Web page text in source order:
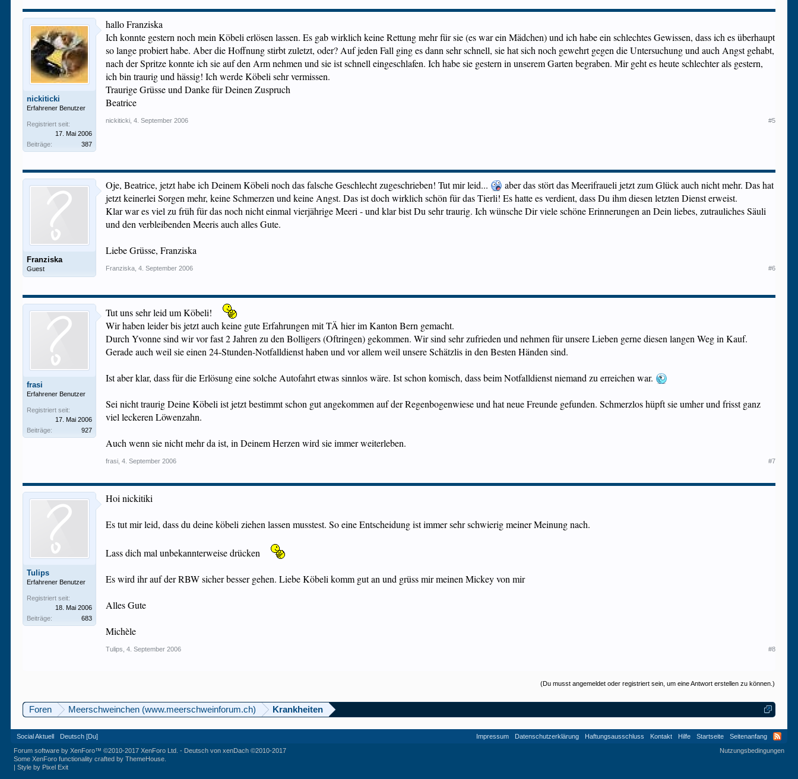
nickiticki
Erfahrener Benutzer
Registriert seit:
17. Mai 2006
Beiträge:
387
hallo Franziska
Ich konnte gestern noch mein Köbeli erlösen lassen. Es gab wirklich keine Rettung mehr für sie (es war ein Mädchen) und ich habe ein schlechtes Gewissen, dass ich es überhaupt
so lange probiert habe. Aber die Hoffnung stirbt zuletzt, oder? Auf jeden Fall ging es dann sehr schnell, sie hat sich noch gewehrt gegen die Untersuchung und auch Angst gehabt,
nach der Spritze konnte ich sie auf den Arm nehmen und sie ist schnell eingeschlafen. Ich habe sie gestern in unserem Garten begraben. Mir geht es heute schlechter als gestern,
ich bin traurig und hässig! Ich werde Köbeli sehr vermissen.
Traurige Grüsse und Danke für Deinen Zuspruch
Beatrice
nickiticki 4. September 2006 #5
Franziska
Guest
Oje, Beatrice, jetzt habe ich Deinem Köbeli noch das falsche Geschlecht zugeschrieben! Tut mir leid...
aber das stört das Meerifraueli jetzt zum Glück auch nicht mehr. Das hat
jetzt keinerlei Sorgen mehr, keine Schmerzen und keine Angst. Das ist doch wirklich schön für das Tierli! Es hatte es verdient, dass Du ihm diesen letzten Dienst erweist.
Klar war es viel zu früh für das noch nicht einmal vierjährige Meeri - und klar bist Du sehr traurig. Ich wünsche Dir viele schöne Erinnerungen an Dein liebes, zutrauliches Säuli
und den verbleibenden Meeris auch alles Gute.
Liebe Grüsse, Franziska
Franziska 4. September 2006 #6
frasi
Erfahrener Benutzer
Registriert seit:
17. Mai 2006
Beiträge:
927
Tut uns sehr leid um Köbeli!
Wir haben leider bis jetzt auch keine gute Erfahrungen mit TÄ hier im Kanton Bern gemacht.
Durch Yvonne sind wir vor fast 2 Jahren zu den Bolligers (Oftringen) gekommen. Wir sind sehr zufrieden und nehmen für unsere Lieben gerne diesen langen Weg in Kauf.
Gerade auch weil sie einen 24-Stunden-Notfalldienst haben und vor allem weil unsere Schätzlis in den Besten Händen sind.
Ist aber klar, dass für die Erlösung eine solche Autofahrt etwas sinnlos wäre. Ist schon komisch, dass beim Notfalldienst niemand zu erreichen war.
Sei nicht traurig Deine Köbeli ist jetzt bestimmt schon gut angekommen auf der Regenbogenwiese und hat neue Freunde gefunden. Schmerzlos hüpft sie umher und frisst ganz
viel leckeren Löwenzahn.
Auch wenn sie nicht mehr da ist, in Deinem Herzen wird sie immer weiterleben.
frasi 4. September 2006 #7
Tulips
Erfahrener Benutzer
Registriert seit:
18. Mai 2006
Beiträge:
683
Hoi nickitiki
Es tut mir leid, dass du deine köbeli ziehen lassen musstest. So eine Entscheidung ist immer sehr schwierig meiner Meinung nach.
Lass dich mal unbekannterweise drücken
Es wird ihr auf der RBW sicher besser gehen. Liebe Köbeli komm gut an und grüss mir meinen Mickey von mir
Alles Gute
Michèle
Tulips 4. September 2006 #8
(Du musst angemeldet oder registriert sein, um eine Antwort erstellen zu können.)
Foren Meerschweinchen (www.meerschweinforum.ch) Krankheiten
Social Aktuell Deutsch [Du] Impressum Datenschutzerklärung Haftungsausschluss Kontakt Hilfe Startseite
Seitenanfang
Nutzungsbedingungen
Forum software by XenForo™©2010-2017 XenForo Ltd. - Deutsch von xenDach©2010-2017
Some XenForo functionality crafted byThemeHouse
|Style by Pixel Exit